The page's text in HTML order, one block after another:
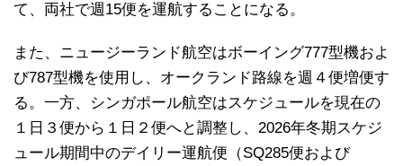
て、両社で週15便を運航することになる。
また、ニュージーランド航空はボーイング777型機およ
び787型機を使用し、オークランド路線を週４便増便す
る。一方、シンガポール航空はスケジュールを現在の
１日３便から１日２便へと調整し、2026年冬期スケジ
ュール期間中のデイリー運航便（SQ285便および